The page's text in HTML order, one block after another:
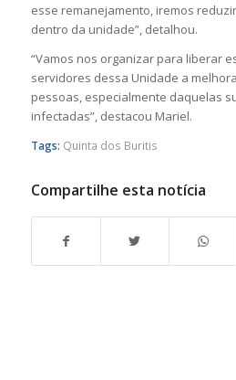
esse remanejamento, iremos
dentro da unidade”, detalhou.
“Vamos nos organizar para liberar
servidores dessa Unidade a
pessoas, especialmente daquelas
infectadas”, destacou Mariel.
Tags: Quinta dos Buritis
Compartilhe esta notícia